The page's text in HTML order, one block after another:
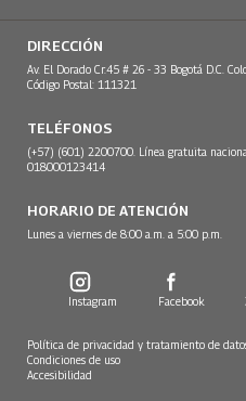
DIRECCIÓN
Av. El Dorado Cr.45 # 26 - 33 Bogotá D.C.
Código Postal: 111321
TELÉFONOS
(+57) (601) 2200700. Línea gratuita
018000123414
HORARIO DE ATENCIÓN
Lunes a viernes de 8:00 a.m. a 5:00 p.m.
Instagram Facebook
Política de privacidad y tratamiento de
Condiciones de uso
Accesibilidad